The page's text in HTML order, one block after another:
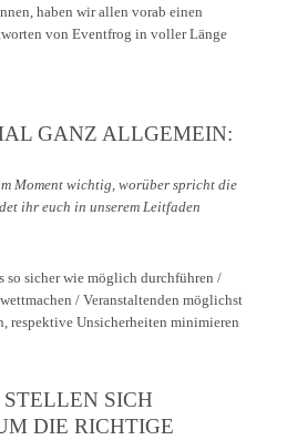
haben wir allen vorab einen
von Eventfrog in voller Länge
GANZ ALLGEMEIN:
Moment wichtig, worüber spricht die
ihr euch in unserem Leitfaden
so sicher wie möglich durchführen /
/ Veranstaltenden möglichst
respektive Unsicherheiten minimieren
SICH
DIE RICHTIGE